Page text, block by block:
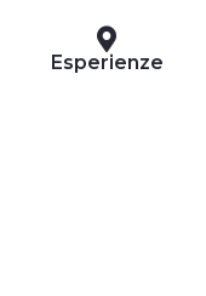
Esperienze